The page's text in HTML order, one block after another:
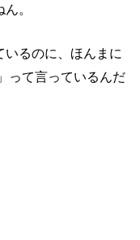
。
るのに、ほんまに
って言っているんだ